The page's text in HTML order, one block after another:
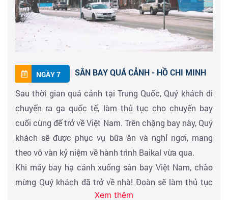
Tối:Quý khách dùng bữa tối tại nhà hàng.
Nghỉ đêm:Tại Olkhon.
Nam. Hành trình bay của chúng ta sẽ quá cảnh 01
điểm dừng tại Trung Quốc. Quý khách sẽ được phục
vụ các bữa ăn và nghỉ ngơi trên máy bay, mang theo
những ký ức tuyệt đẹp về "trái tim băng giá của
Siberia".
Chi tiết chuyến bay:
Chặng 3 (S7 6311):Irkutsk (IKT) 01:45 – Bắc Kinh
(PEK) 04:45(Đoàn hạ cánh tại Bắc Kinh và có một ngày
dài quá cảnh tại đây.)
Chặng 4 (VJ 3949):Bắc Kinh (PEK) 01:05 – TP. Hồ Chí
Minh (SGN) 05:10 (Chuyến bay khởi hành vào rạng
sáng ngày hôm sau của ngày quá cảnh).
NGÀY 7
SÂN BAY QUÁ CẢNH - HỒ CHI MINH
Sau thời gian quá cảnh tại Trung Quốc, Quý khách di
chuyển ra ga quốc tế, làm thủ tục cho chuyến bay
cuối cùng để trở về Việt Nam. Trên chặng bay này, Quý
khách sẽ được phục vụ bữa ăn và nghỉ ngơi, mang
theo vô vàn kỷ niệm về hành trình Baikal vừa qua.
Khi máy bay hạ cánh xuống sân bay Việt Nam, chào
mừng Quý khách đã trở về nhà! Đoàn sẽ làm thủ tục
nhập cảnh và nhận lại hành lý cá nhân.
Xem thêm